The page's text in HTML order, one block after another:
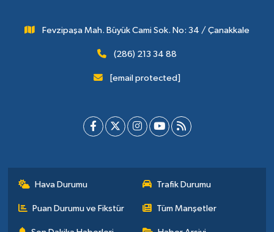
Fevzipaşa Mah. Büyük Cami Sok. No: 34 / Çanakkale
(286) 213 34 88
[email protected]
Hava Durumu Trafik Durumu
Puan Durumu ve Fikstür Tüm Manşetler